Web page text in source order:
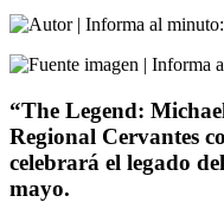
:
“The Legend:
Regional Cervantes
celebrará el legado
mayo.